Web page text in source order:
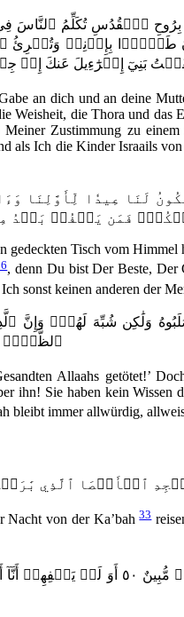
بِرُوحِ ٱلۡقُدُسِ تُكَلِّمُ
طَيۡرَۢا بِإِذۡنِيۖ
بَنِيٓ إِسۡرَٰٓءِيلَ عَنكَ إِذۡ
an dich und an deine
Weisheit, die Thora und
Zustimmung zu
als Ich die Kinder Israails
فَمَن يَكۡفُرۡ بَعۡدُ
gedeckten Tisch vom
, denn Du bist Der Beste, Der
sonst keinen anderen der
وَلَٰكِن شُبِّهَ لَهُمۡۚ
ٱلظَّنِّۚ وَمَا قَتَلُوهُ يَقِينَۢا
Allaahs getötet!’
ihn! Sie haben kein
bleibt immer allwürdig,
ٱلۡأَقۡصَا ٱلَّذِي
Nacht von der Ka’bah33
وَقَالُواْ لَوۡلَآ أُنزِلَ عَلَيۡهِ ءَايَٰتٞ مِّن